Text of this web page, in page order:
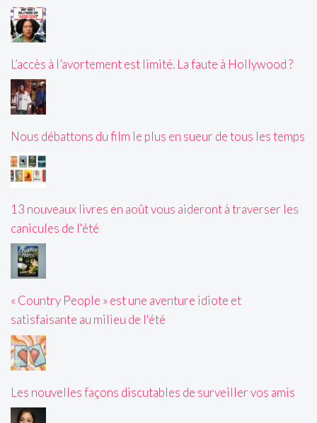
L’accès à l’avortement est limité. La faute à Hollywood ?
Nous débattons du film le plus en sueur de tous les temps
13 nouveaux livres en août vous aideront à traverser les
canicules de l'été
« Country People » est une aventure idiote et
satisfaisante au milieu de l'été
Les nouvelles façons discutables de surveiller vos amis